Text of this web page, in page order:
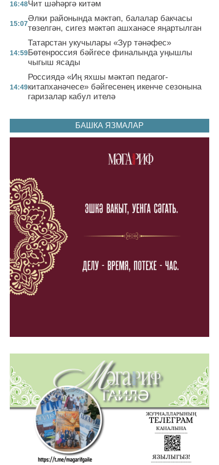
16:48Чит шәһәргә китәм
15:07
Әлки районында мәктәп, балалар бакчасы
төзелгән, сигез мәктәп ашханәсе яңартылган
14:59
Татарстан укучылары «Зур тәнәфес»
Бөтенроссия бәйгесе финалында уңышлы
чыгыш ясады
14:49
Россиядә «Иң яхшы мәктәп педагог-
китапханәчесе» бәйгесенең икенче сезонына
гаризалар кабул ителә
БАШКА ЯЗМАЛАР